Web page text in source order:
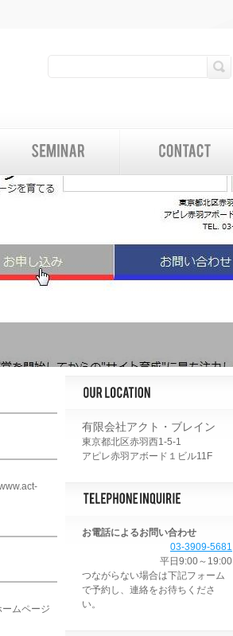
有限会社アクト・ブレイン
東京都北区赤羽西1-5-1
アピレ赤羽アボード１ビル11F
お電話によるお問い合わせ
03-3909-5681
平日9:00～19:00
ムページ